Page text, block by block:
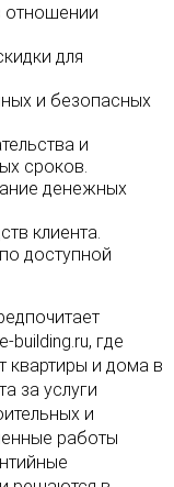
отношении
для
и безопасных
и
сроков.
денежных
клиента.
доступной
building.ru, где
квартиры и дома в
за услуги
и
работы